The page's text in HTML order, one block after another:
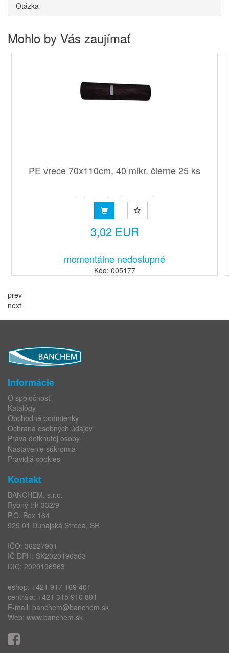
Otázka
Mohlo by Vás zaujímať
PE vrece 70x110cm, 40 mikr. čierne 25 ks
Balenie v kartóne: 10 rol
3,02 EUR
momentálne nedostupné
Kód: 005177
prev
next
Informácie
O spoločnosti
Katalógy
Obchodné podmienky
Ochrana osobných údajov
Práva dotknutej osoby
Nastavenie súkromia
Pravidlá cookies
Kontakt
BANCHEM, s.r.o.
Rybný trh 332/9
P.O. Box 164
929 01 Dunajská Streda, SR
IČO: 36227901
IČ DPH: SK2020196563
DIČ: 2020196563
eshop: +421 917 169 401
centrála: +421 315 910 801
E-mail: banchem@banchem.sk
Web: www.banchem.sk